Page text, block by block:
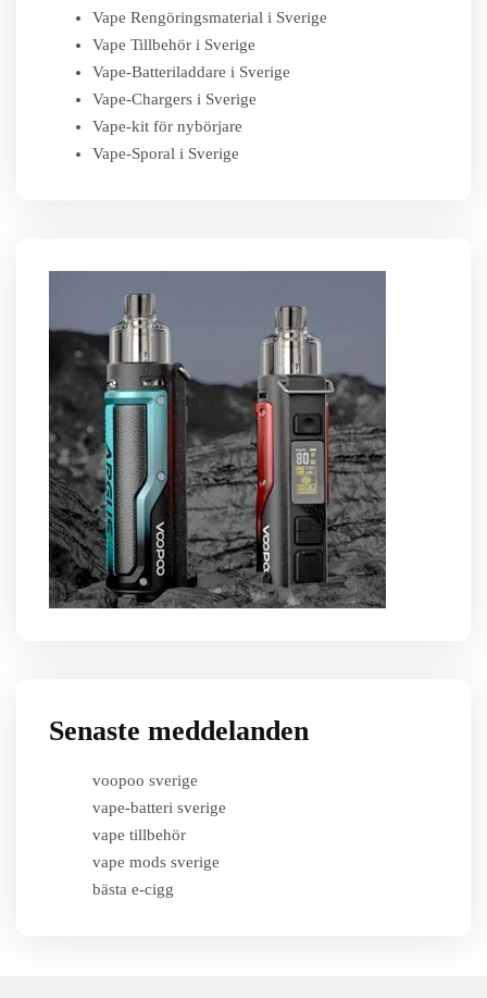
Vape Rengöringsmaterial i Sverige
Vape Tillbehör i Sverige
Vape-Batteriladdare i Sverige
Vape-Chargers i Sverige
Vape-kit för nybörjare
Vape-Sporal i Sverige
Senaste meddelanden
voopoo sverige
vape-batteri sverige
vape tillbehör
vape mods sverige
bästa e-cigg